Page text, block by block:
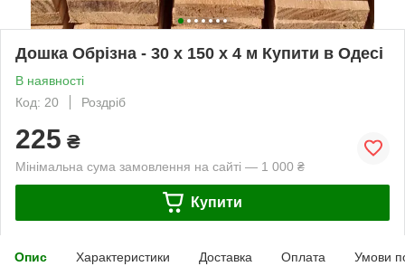
Дошка Обрізна - 30 х 150 х 4 м Купити в Одесі
В наявності
Код: 20
Роздріб
225 ₴
Мінімальна сума замовлення на сайті — 1 000 ₴
Купити
Опис Характеристики Доставка Оплата Умови